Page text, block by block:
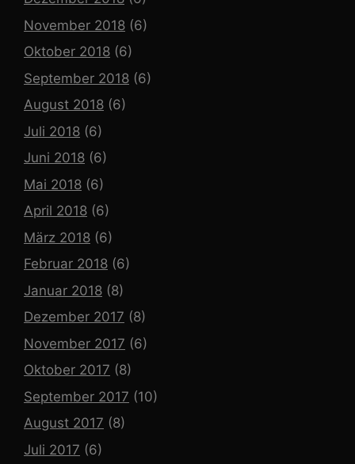
November 2018 (6)
Oktober 2018 (6)
September 2018 (6)
August 2018 (6)
Juli 2018 (6)
Juni 2018 (6)
Mai 2018 (6)
April 2018 (6)
März 2018 (6)
Februar 2018 (6)
Januar 2018 (8)
Dezember 2017 (8)
November 2017 (6)
Oktober 2017 (8)
September 2017 (10)
August 2017 (8)
Juli 2017 (6)